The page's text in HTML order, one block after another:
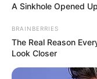
A Sinkhole Opened
BRAINBERRIES
The Real Reason
Look Closer